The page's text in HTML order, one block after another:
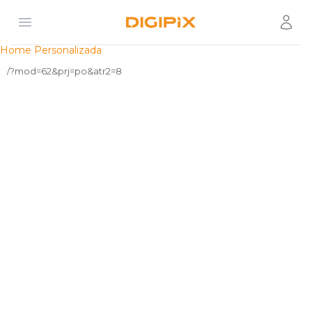
Open menu Digipix
Home Personalizada
/?mod=62&prj=po&atr2=8